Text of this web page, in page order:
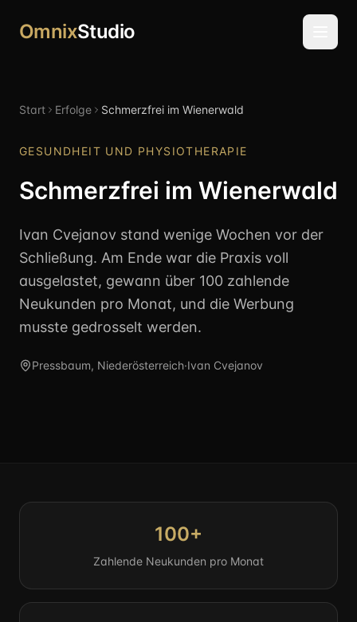
OmnixStudio
Start Erfolge Schmerzfrei im Wienerwald
GESUNDHEIT UND PHYSIOTHERAPIE
Schmerzfrei im Wienerwald
Ivan Cvejanov stand wenige Wochen vor der
Schließung. Am Ende war die Praxis voll
ausgelastet, gewann über 100 zahlende
Neukunden pro Monat, und die Werbung
musste gedrosselt werden.
Pressbaum, Niederösterreich·Ivan Cvejanov
Wienerwald
100+
Zahlende Neukunden pro Monat